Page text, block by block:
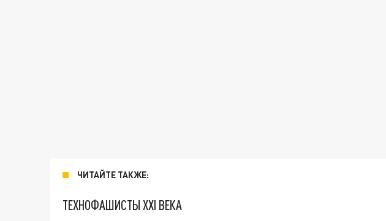
ЧИТАЙТЕ ТАКЖЕ:
ТЕХНОФАШИСТЫ XXI ВЕКА